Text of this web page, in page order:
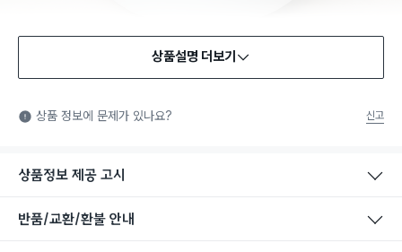
상품설명 더보기
상품 정보에 문제가 있나요? 신고
상품정보 제공 고시
반품/교환/환불 안내